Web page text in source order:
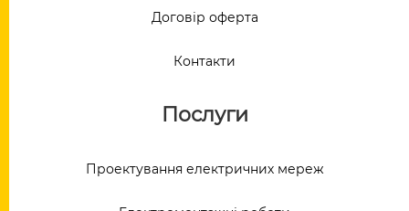
Договір оферта
Контакти
Послуги
Проектування електричних мереж